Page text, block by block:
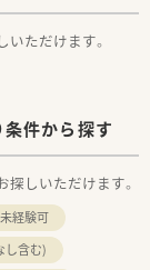
ただけます。
件から探す
しいただけます。
未経験可
し含む)